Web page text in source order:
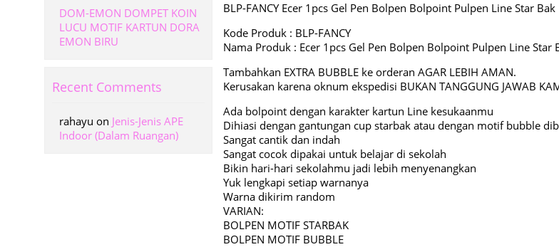
BLP-FANCY Ecer 1pcs Gel Pen Bolpen Bolpoint Pulpen Line Star
Kode Produk : BLP-FANCY
Nama Produk : Ecer 1pcs Gel Pen Bolpen Bolpoint Pulpen Line Star
Tambahkan EXTRA BUBBLE ke orderan AGAR LEBIH AMAN.
Kerusakan karena oknum ekspedisi BUKAN TANGGUNG JAWAB
Ada bolpoint dengan karakter kartun Line kesukaanmu
Dihiasi dengan gantungan cup starbak atau dengan motif bubble
Sangat cantik dan indah
Sangat cocok dipakai untuk belajar di sekolah
Bikin hari-hari sekolahmu jadi lebih menyenangkan
Yuk lengkapi setiap warnanya
Warna dikirim random
VARIAN:
BOLPEN MOTIF STARBAK
BOLPEN MOTIF BUBBLE
DOM-EMON DOMPET KOIN
LUCU MOTIF KARTUN DORA
EMON BIRU
Recent Comments
rahayu on Jenis-Jenis APE
Indoor (Dalam Ruangan)